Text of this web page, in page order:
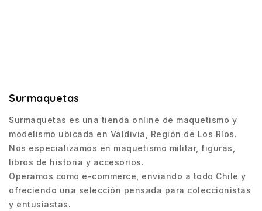
Surmaquetas
Surmaquetas es una tienda online de maquetismo y
modelismo ubicada en Valdivia, Región de Los Ríos.
Nos especializamos en maquetismo militar, figuras,
libros de historia y accesorios.
Operamos como e-commerce, enviando a todo Chile y
ofreciendo una selección pensada para coleccionistas
y entusiastas.